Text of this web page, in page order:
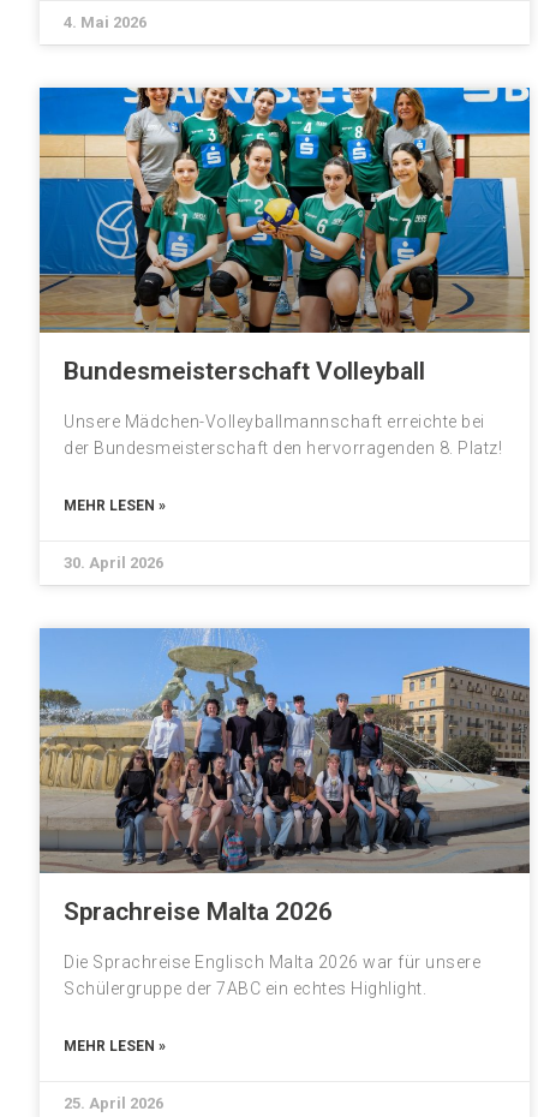
4. Mai 2026
Bundesmeisterschaft Volleyball
Unsere Mädchen-Volleyballmannschaft erreichte bei
der Bundesmeisterschaft den hervorragenden 8. Platz!
MEHR LESEN »
30. April 2026
Sprachreise Malta 2026
Die Sprachreise Englisch Malta 2026 war für unsere
Schülergruppe der 7ABC ein echtes Highlight.
MEHR LESEN »
25. April 2026